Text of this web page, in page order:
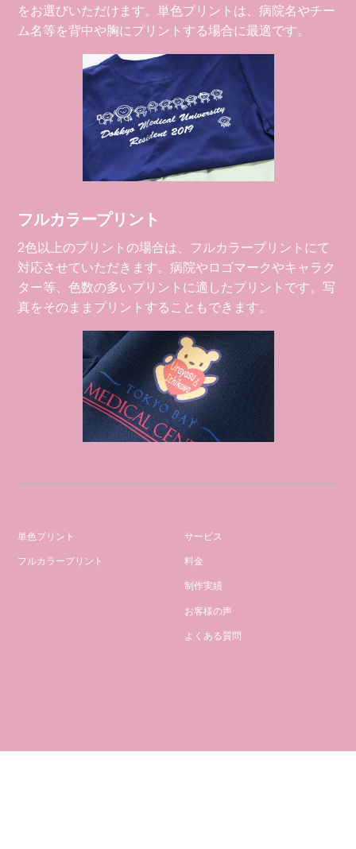
単色プリント
フルカラープリント
サービス
料金
制作実績
お客様の声
よくある質問
をお選びいただけます。単色プリントは、病院名やチー
ム名等を背中や胸にプリントする場合に最適です。
フルカラープリント
2色以上のプリントの場合は、フルカラープリントにて
対応させていただきます。病院やロゴマークやキャラク
ター等、色数の多いプリントに適したプリントです。写
真をそのままプリントすることもできます。
SINGLE COL0R